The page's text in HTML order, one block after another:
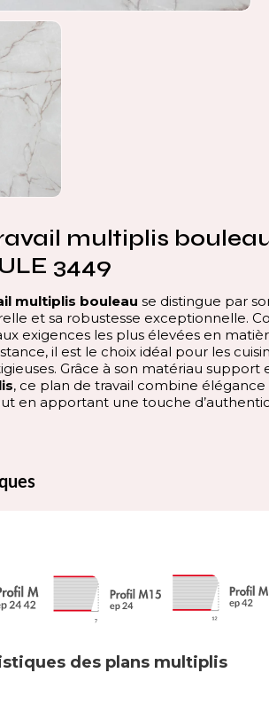
multiplis
3449
multiplis bouleau se distingue par
et sa robustesse exceptionnelle.
exigences les plus élevées en
il est le choix idéal pour les
Grâce à son matériau support
, ce plan de travail combine
en apportant une touche
des plans multiplis